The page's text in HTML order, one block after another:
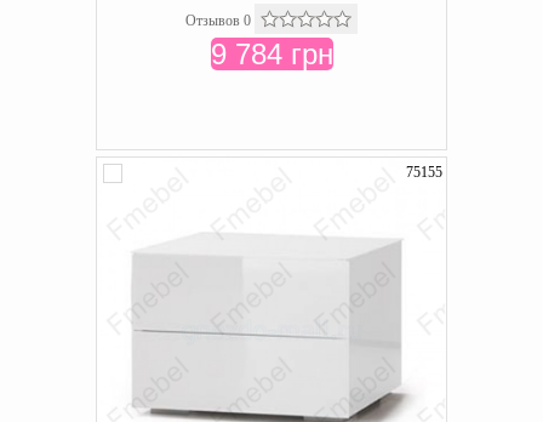
Отзывов 0
9 784 грн
75155